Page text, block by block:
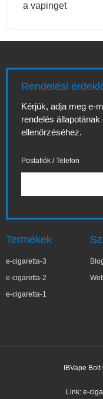
a vapinget
Rendelési
Kérjük, adja meg e-
rendelés
ellenőrzéséhez.
Postafiók / Telefon
Termékek
e-cigaretta-3
e-cigaretta-2
e-cigaretta-1
IBVape
Link: e-